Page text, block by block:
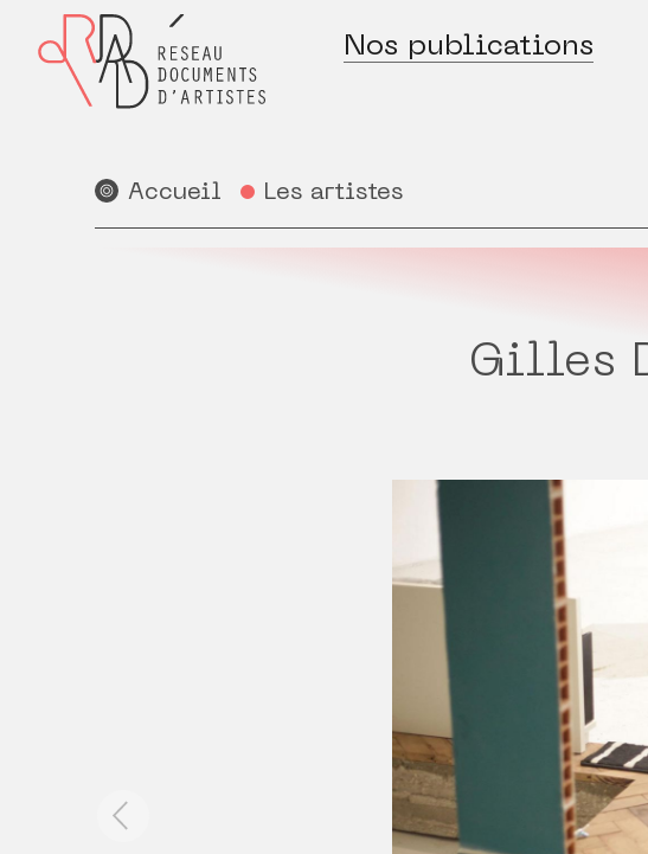
Nos publications
Accueil Les artistes
Gilles